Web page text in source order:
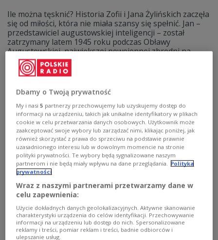
Ile można tęsknić? Historia Zofii i Jana Żylińskich zaczęła
się od miłości, która nie miała szansy się spełnić. Jan –
przedstawiciel augustowskiej inteligencji – został
zatrzymany latem 1945 roku podczas Obławy
Augustowskiej, największej powojennej zbrodni na
Polakach dokonanej przez Sowietów. Zofia czekała na
niego całe życie. Osiemdziesiąt lat po tamtych
wydarzeniach członkowie rodzin ofiar mówią: ta historia
wciąż się nie skończyła. Reportaż „Jedna wskazówka” to
opowieść o pamięci, tęsknocie i śladach życia. Historyk
Łukasz Faszcza oprowadza słuchaczy po nowo
otwieranym Domu Pamięci Ofiar Obławy Augustowskiej,
który właśnie teraz – w 80. rocznicę – otwiera swoje
drzwi.
Zobacz więcej na temat:Studio Reportażu Polskiego Radia
reportaż Martyna Wojtkowska
Dbamy o Twoją prywatność
My i nasi5 partnerzy przechowujemy lub uzyskujemy dostęp do
informacji na urządzeniu, takich jak unikalne identyfikatory w plikach
cookie w celu przetwarzania danych osobowych. Użytkownik może
zaakceptować swoje wybory lub zarządzać nimi, klikając poniżej, jak
również skorzystać z prawa do sprzeciwu na podstawie prawnie
uzasadnionego interesu lub w dowolnym momencie na stronie
polityki prywatności. Te wybory będą sygnalizowane naszym
partnerom i nie będą miały wpływu na dane przeglądania.
Polityka
prywatności
Wraz z naszymi partnerami przetwarzamy dane w
celu zapewnienia:
Użycie dokładnych danych geolokalizacyjnych. Aktywne skanowanie
charakterystyki urządzenia do celów identyfikacji. Przechowywanie
informacji na urządzeniu lub dostęp do nich. Spersonalizowane
reklamy i treści, pomiar reklam i treści, badnie odbiorców i
ulepszanie usług.